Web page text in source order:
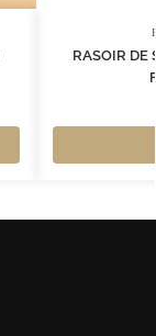
RASOIR DE